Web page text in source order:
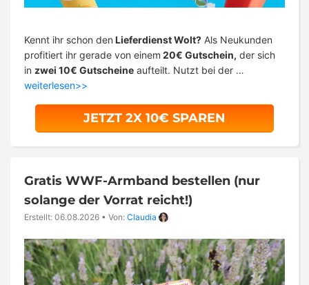
Kennt ihr schon den Lieferdienst Wolt? Als Neukunden
profitiert ihr gerade von einem 20€ Gutschein, der sich
in zwei 10€ Gutscheine aufteilt. Nutzt bei der …
weiterlesen>>
JETZT 2X 10€ SPAREN
Gratis WWF-Armband bestellen (nur
solange der Vorrat reicht!)
Erstellt: 06.08.2026 • Von: Claudia